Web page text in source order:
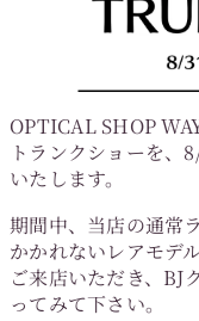
OPTICAL SHOP
トランクショーを
いたします。
期間中、当店の通常
かかれないレアモデ
ご来店いただき、BJ
ってみて下さい。